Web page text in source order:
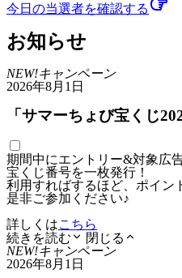
今日の当選者を確認する
お知らせ
NEW!キャンペーン
2026年8月1日
「サマーちょび宝くじ
期間中にエントリー&対象広
宝くじ番号を一枚発行！
利用すればするほど、ポイン
是非ご参加ください♪
詳しくはこちら
続きを読む
閉じる
NEW!キャンペーン
2026年8月1日